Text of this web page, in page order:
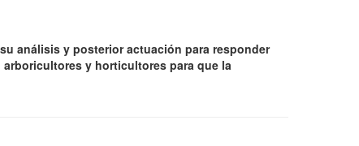
análisis y posterior actuación para responder
y horticultores para que la